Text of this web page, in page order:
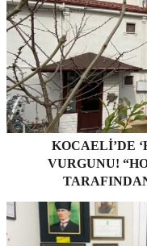
KOCAELI’DE
VURGUNU!